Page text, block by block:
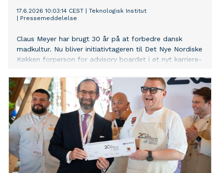
17.6.2026 10:03:14 CEST
Teknologisk Institut
Pressemeddelelse
Claus Meyer har brugt 30 år på at forbedre dansk
madkultur. Nu bliver initiativtageren til Det Nye Nordiske
Køkken forperson for advisory boardet i et nyt karriere-
Novo Nordisk Fonden. - Vi skal løfte de mest
talentfulde mennesker i den nye generation, fastslår
han.